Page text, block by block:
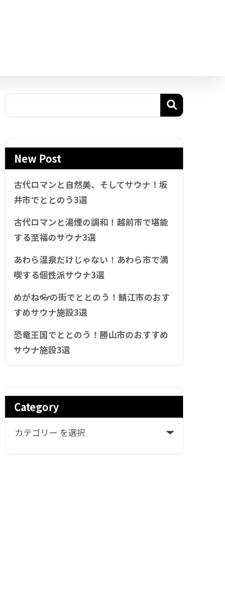
New Post
古代ロマンと自然美、そしてサウナ！坂
井市でととのう3選
古代ロマンと湯煙の調和！越前市で堪能
する至福のサウナ3選
あわら温泉だけじゃない！あわら市で満
喫する個性派サウナ3選
めがね👓の街でととのう！鯖江市のおす
すめサウナ施設3選
恐竜王国でととのう！勝山市のおすすめ
サウナ施設3選
Category